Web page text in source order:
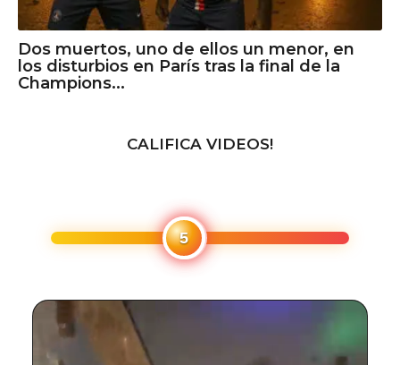
Dos muertos, uno de ellos un menor, en
los disturbios en París tras la final de la
Champions...
CALIFICA VIDEOS!